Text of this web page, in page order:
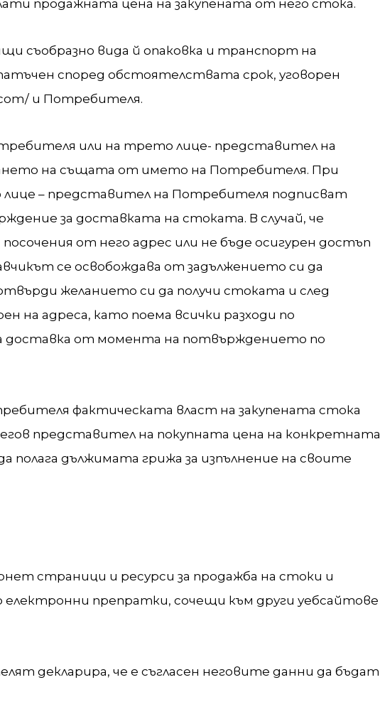
продажната цена на закупената от него стокa.
съобразно вида й опаковка и транспорт на
според обстоятелствата срок, уговорен
и Потребителя.
или на трето лице- представител на
на същата от името на Потребителя. При
– представител на Потребителя подписват
за доставката на стоката. В случай, че
от него адрес или не бъде осигурен достъп
се освобождава от задължението си да
желанието си да получи стоката и след
на адреса, като поема всички разходи по
доставка от момента на потвърждението по
фактическата власт на закупената стока
представител на покупната цена на конкретната
полага дължимата грижа за изпълнение на своите
страници и ресурси за продажба на стоки и
препратки, сочещи към други уебсайтове
декларира, че е съгласен неговите данни да бъдат